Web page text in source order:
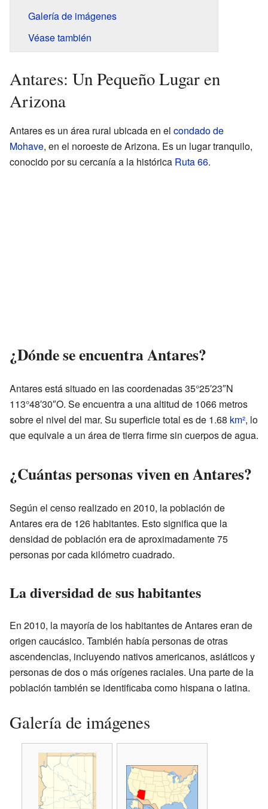
Galería de imágenes
Véase también
Antares: Un Pequeño Lugar en
Arizona
Antares es un área rural ubicada en el condado de
Mohave, en el noroeste de Arizona. Es un lugar tranquilo,
conocido por su cercanía a la histórica Ruta 66.
¿Dónde se encuentra Antares?
Antares está situado en las coordenadas 35°25′23″N
113°48′30″O. Se encuentra a una altitud de 1066 metros
sobre el nivel del mar. Su superficie total es de 1.68 km², lo
que equivale a un área de tierra firme sin cuerpos de agua.
¿Cuántas personas viven en Antares?
Según el censo realizado en 2010, la población de
Antares era de 126 habitantes. Esto significa que la
densidad de población era de aproximadamente 75
personas por cada kilómetro cuadrado.
La diversidad de sus habitantes
En 2010, la mayoría de los habitantes de Antares eran de
origen caucásico. También había personas de otras
ascendencias, incluyendo nativos americanos, asiáticos y
personas de dos o más orígenes raciales. Una parte de la
población también se identificaba como hispana o latina.
Galería de imágenes